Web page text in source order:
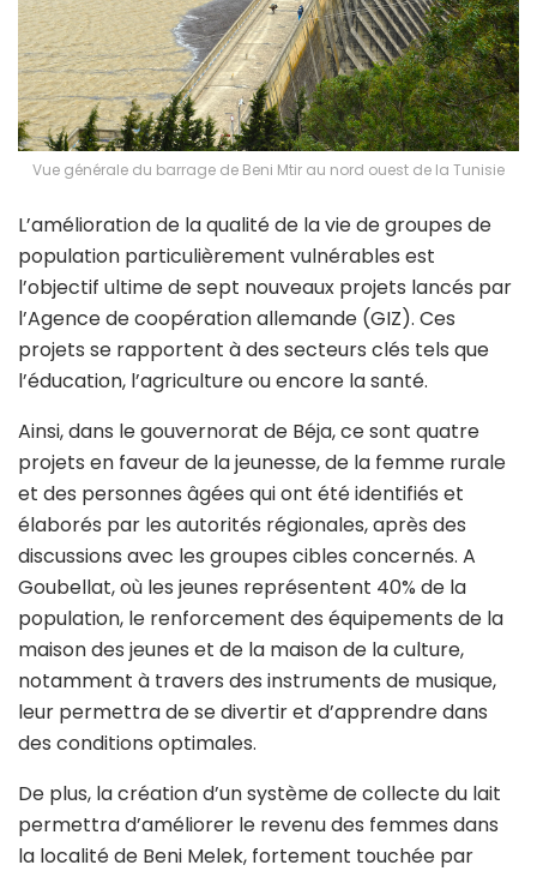
Vue générale du barrage de Beni Mtir au nord ouest de la Tunisie
L’amélioration de la qualité de la vie de groupes de
population particulièrement vulnérables est
l’objectif ultime de sept nouveaux projets lancés par
l’Agence de coopération allemande (GIZ). Ces
projets se rapportent à des secteurs clés tels que
l’éducation, l’agriculture ou encore la santé.
Ainsi, dans le gouvernorat de Béja, ce sont quatre
projets en faveur de la jeunesse, de la femme rurale
et des personnes âgées qui ont été identifiés et
élaborés par les autorités régionales, après des
discussions avec les groupes cibles concernés. A
Goubellat, où les jeunes représentent 40% de la
population, le renforcement des équipements de la
maison des jeunes et de la maison de la culture,
notamment à travers des instruments de musique,
leur permettra de se divertir et d’apprendre dans
des conditions optimales.
De plus, la création d’un système de collecte du lait
permettra d’améliorer le revenu des femmes dans
la localité de Beni Melek, fortement touchée par